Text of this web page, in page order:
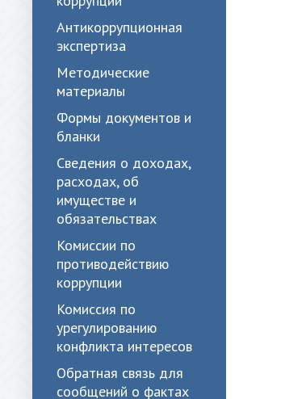
Антикоррупционная
экспертиза
Методические
материалы
Формы документов и
бланки
Сведения о доходах,
расходах, об
имуществе и
обязательствах
Комиссии по
противодействию
коррупции
Комиссия по
урегулированию
конфликта интересов
Обратная связь для
сообщений о фактах